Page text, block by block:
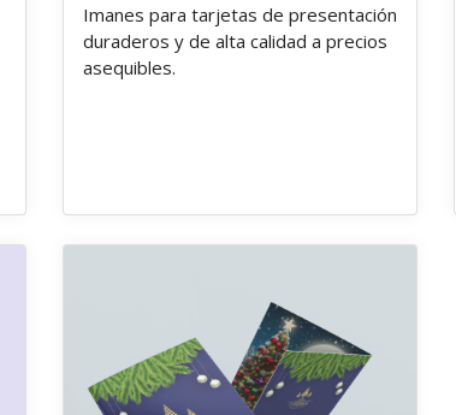
Imanes para tarjetas de presentación
duraderos y de alta calidad a precios
asequibles.